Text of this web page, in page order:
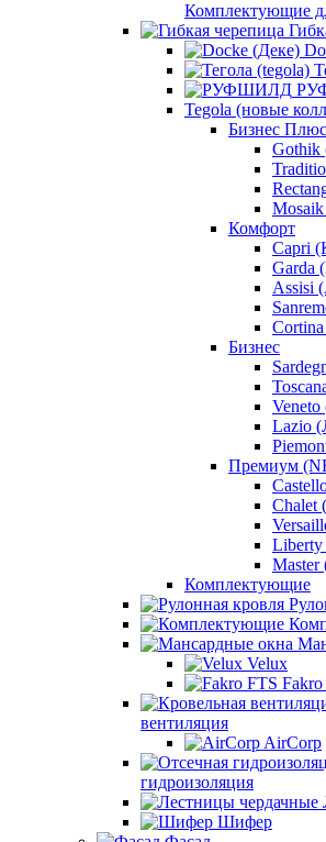
Комплектующие
Tegola (новые
Бизнес Плюс
Gothik
Комфорт
Capri
Garda
Assisi
Бизнес
Lazio
Премиум
Chalet
Master
Комплектующие
Velux
Fakro
вентиляция
AirCorp
гидроизоляция
Шифер